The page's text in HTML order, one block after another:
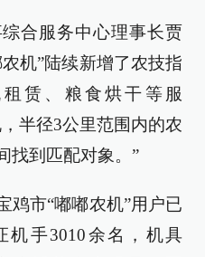
合服务中心理事长贾
机”陆续新增了农技指
赁、粮食烘干等服
半径3公里范围内的农
找到匹配对象。”
鸡市“嘟嘟农机”用户已
机手3010余名，机具